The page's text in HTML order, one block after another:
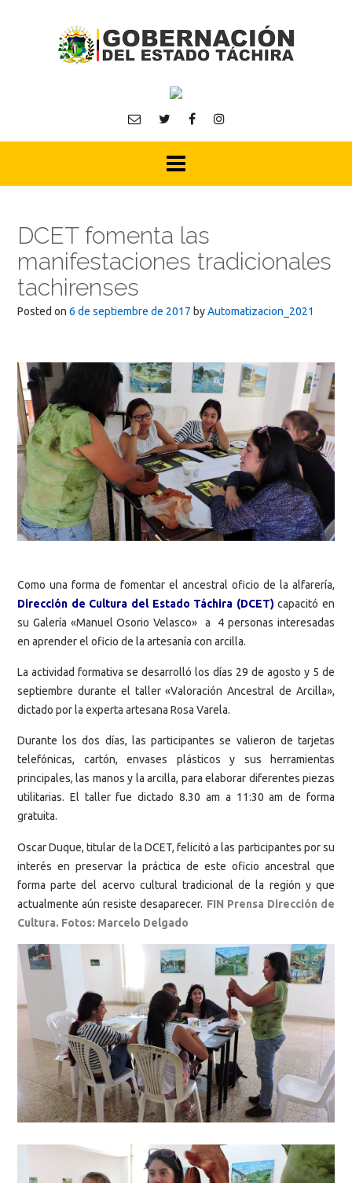
DCET fomenta las
manifestaciones tradicionales
tachirenses
Posted on 6 de septiembre de 2017 byAutomatizacion_2021
Como una forma de fomentar el ancestral oficio de la alfarería,
Dirección de Cultura del Estado Táchira (DCET)capacitó en
su Galería «Manuel Osorio Velasco» a 4 personas interesadas
en aprender el oficio de la artesanía con arcilla.
La actividad formativa se desarrolló los días 29 de agosto y 5 de
septiembre durante el taller «Valoración Ancestral de Arcilla»,
dictado por la experta artesana Rosa Varela.
Durante los dos días, las participantes se valieron de tarjetas
telefónicas, cartón, envases plásticos y sus herramientas
principales, las manos y la arcilla, para elaborar diferentes piezas
utilitarias. El taller fue dictado 8.30 am a 11:30 am de forma
gratuita.
Oscar Duque, titular de la DCET, felicitó a las participantes por su
interés en preservar la práctica de este oficio ancestral que
forma parte del acervo cultural tradicional de la región y que
actualmente aún resiste desaparecer. FIN Prensa Dirección de
Cultura. Fotos: Marcelo Delgado